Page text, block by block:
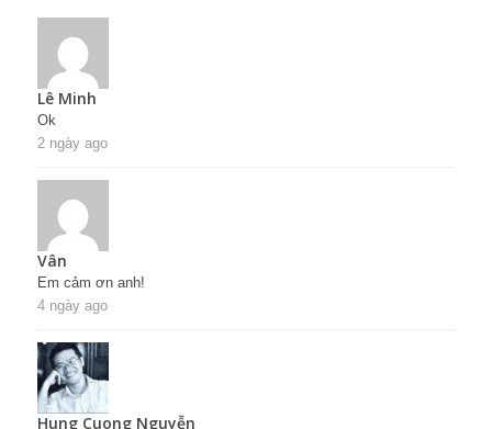
Lê Minh
Ok
2 ngày ago
Vân
Em cảm ơn anh!
4 ngày ago
Hung Cuong Nguyễn